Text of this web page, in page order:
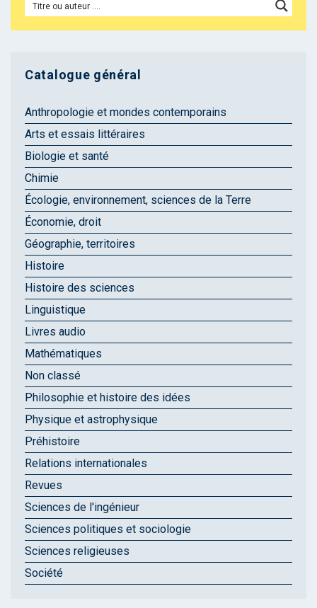
Catalogue général
Anthropologie et mondes contemporains
Arts et essais littéraires
Biologie et santé
Chimie
Écologie, environnement, sciences de la Terre
Économie, droit
Géographie, territoires
Histoire
Histoire des sciences
Linguistique
Livres audio
Mathématiques
Non classé
Philosophie et histoire des idées
Physique et astrophysique
Préhistoire
Relations internationales
Revues
Sciences de l'ingénieur
Sciences politiques et sociologie
Sciences religieuses
Société